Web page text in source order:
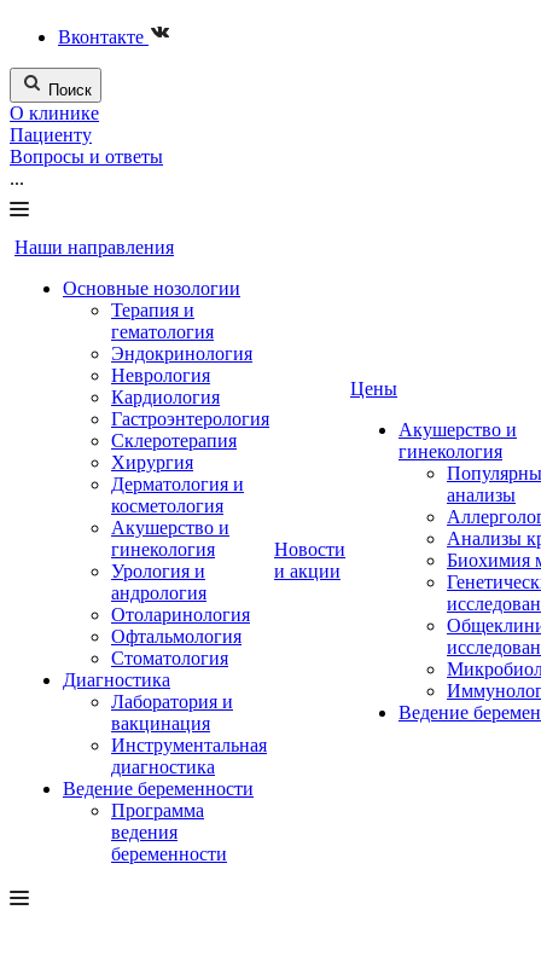
Вконтакте
Поиск
О клинике
Пациенту
Вопросы и ответы
...
Наши направления
Основные нозологии
Терапия и
гематология
Эндокринология
Неврология
Кардиология
Гастроэнтерология
Склеротерапия
Хирургия
Дерматология и
косметология
Акушерство и
гинекология
Урология и
андрология
Отоларинология
Офтальмология
Стоматология
Диагностика
Лаборатория и
вакцинация
Инструментальная
диагностика
Ведение беременности
Программа
ведения
беременности
Новости
и акции
Цены
Акушерство и
гинекология
анализы
Анализы
Биохимия
Ведение